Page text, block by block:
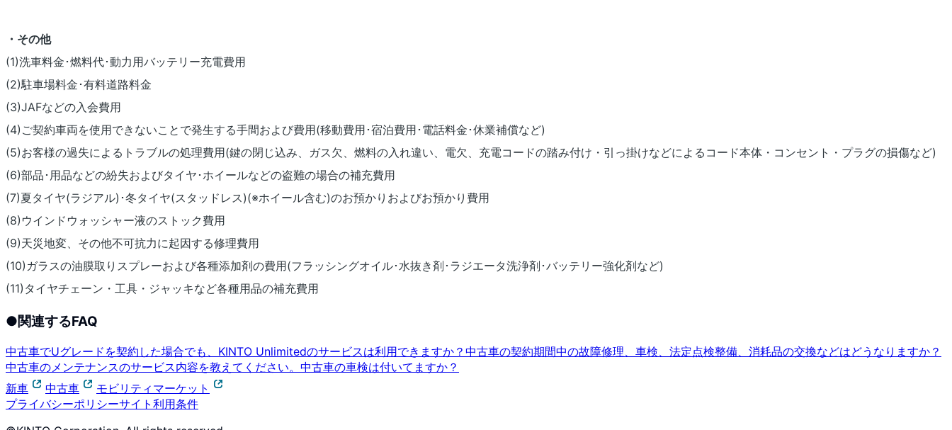
・その他
(1)洗車料金･燃料代･動力用バッテリー充電費用
(2)駐車場料金･有料道路料金
(3)JAFなどの入会費用
(4)ご契約車両を使用できないことで発生する手間および費用(移動費用･宿泊費用･電話料金･休業補償など)
(5)お客様の過失によるトラブルの処理費用(鍵の閉じ込み、ガス欠、燃料の入れ違い、電欠、充電コードの踏み付け・引っ掛けなどによるコード本体・コンセント・プラグの損傷など)
(6)部品･用品などの紛失およびタイヤ･ホイールなどの盗難の場合の補充費用
(7)夏タイヤ(ラジアル)･冬タイヤ(スタッドレス)(※ホイール含む)のお預かりおよびお預かり費用
(8)ウインドウォッシャー液のストック費用
(9)天災地変、その他不可抗力に起因する修理費用
(10)ガラスの油膜取りスプレーおよび各種添加剤の費用(フラッシングオイル･水抜き剤･ラジエータ洗浄剤･バッテリー強化剤など)
(11)タイヤチェーン・工具・ジャッキなど各種用品の補充費用
●関連するFAQ
中古車でUグレードを契約した場合でも、KINTO Unlimitedのサービスは利用できますか？ 中古車の契約期間中の故障修理、車検、法定点検整備、消耗品の交換などはどうなりますか？
中古車のメンテナンスのサービス内容を教えてください。 中古車の車検は付いてますか？
新車
中古車
モビリティマーケット
プライバシーポリシーサイト利用条件